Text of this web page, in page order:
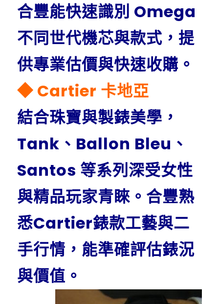
合豐能快速識別 Omega
不同世代機芯與款式，提
供專業估價與快速收購。
◆ Cartier 卡地亞
結合珠寶與製錶美學，
Tank、Ballon Bleu、
Santos 等系列深受女性
與精品玩家青睞。合豐熟
悉Cartier錶款工藝與二
手行情，能準確評估錶況
與價值。